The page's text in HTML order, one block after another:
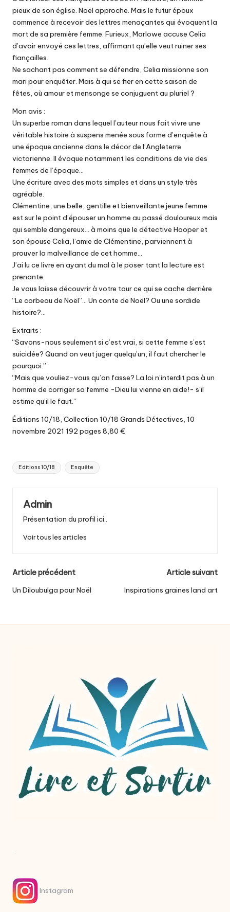
pieux de son église. Noël approche. Mais le futur époux
commence à recevoir des lettres menaçantes qui évoquent la
mort de sa première femme. Furieux, Marlowe accuse Celia
d’avoir envoyé ces lettres, affirmant qu’elle veut ruiner ses
fiançailles.
Ne sachant pas comment se défendre, Celia missionne son
mari pour enquêter. Mais à qui se fier en cette saison de
fêtes, où amour et mensonge se conjuguent au pluriel ?
Mon avis :
Un superbe roman dans lequel l’auteur nous fait vivre une
véritable histoire à suspens menée sous forme d’enquête à
une époque ancienne dans le décor de l’Angleterre
victorienne. Il évoque notamment les conditions de vie des
femmes de l’époque…
Une écriture avec des mots simples et dans un style très
agréable.
Clémentine, une belle, gentille et bienveillante jeune femme
est sur le point d’épouser un homme au passé douloureux mais
qui semble dangereux… à moins que le détective Hooper et
son épouse Celia, l’amie de Clémentine, parviennent à
prouver la malveillance de cet homme…
J’ai lu ce livre en ayant du mal à le poser tant la lecture est
prenante.
Je vous laisse découvrir à votre tour ce qui se cache derrière
“Le corbeau de Noël”… Un conte de Noël? Ou une sordide
histoire?…
Extraits :
“Savons-nous seulement si c’est vrai, si cette femme s’est
suicidée? Quand on veut juger quelqu’un, il faut chercher le
pourquoi.”
“Mais que vouliez-vous qu’on fasse? La loi n’interdit pas à un
homme de corriger sa femme -Dieu lui vienne en aide!- s’il
estime qu’il le faut.”
Éditions 10/18, Collection 10/18 Grands Détectives, 10
novembre 2021 192 pages 8,80 €
Tags:
Editions 10/18 Enquête
Admin
Présentation du profil ici..
Voir tous les articles
Post
navigation
Article précédent
Un Diloubulga pour Noël
Article suivant
Inspirations graines land art
.
Instagram